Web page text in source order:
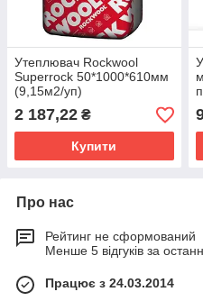
Утеплювач Rockwool
Superrock 50*1000*610мм
(9,15м2/уп)
2 187,22 ₴
Купити
Про нас
Рейтинг не сформований
Менше 5 відгуків за
Працює з 24.03.2014